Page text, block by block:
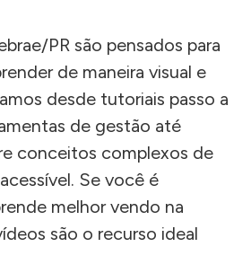
PR são pensados para
de maneira visual e
desde tutoriais passo a
de gestão até
conceitos complexos de
Se você é
melhor vendo na
são o recurso ideal